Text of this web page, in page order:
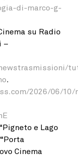
di-marco-g-
su Radio
–
.
2026/06/10/
e Lago
Cinema